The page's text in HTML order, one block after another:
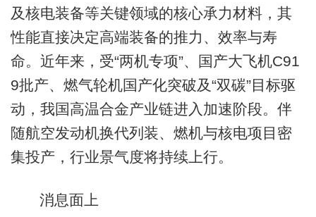
及核电装备等关键领域的核心承力材料，其
性能直接决定高端装备的推力、效率与寿
命。近年来，受“两机专项”、国产大飞机C91
9批产、燃气轮机国产化突破及“双碳”目标驱
动，我国高温合金产业链进入加速阶段。伴
随航空发动机换代列装、燃机与核电项目密
集投产，行业景气度将持续上行。
消息面上